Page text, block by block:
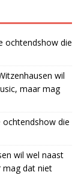
ochtendshow die
wil
maar mag
ochtendshow die
wil wel naast
mag dat niet